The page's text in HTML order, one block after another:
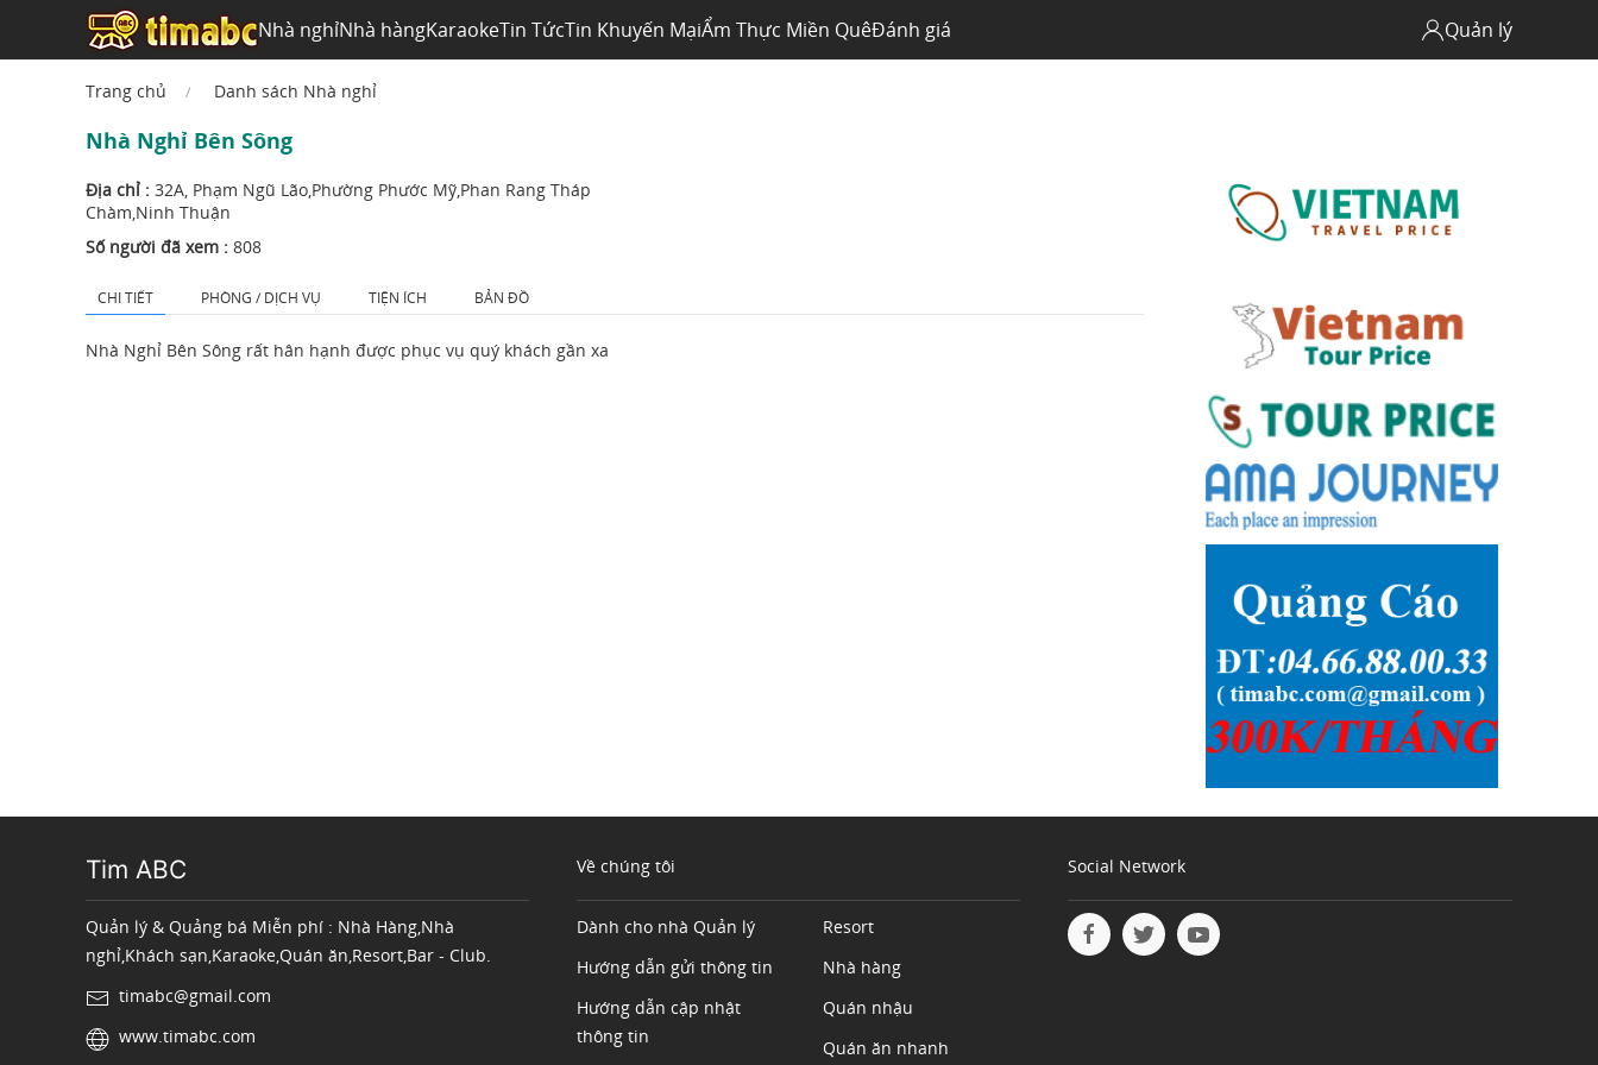
Nhà nghỉNhà hàngKaraokeTin TứcTin Khuyến MạiẨm Thực Miền QuêĐánh giá Quản lý
Trang chủ Danh sách Nhà nghỉ
Nhà Nghỉ Bên Sông
Địa chỉ : 32A, Phạm Ngũ Lão,Phường Phước Mỹ,Phan Rang Tháp
Chàm,Ninh Thuận
Số người đã xem : 808
CHI TIẾT PHÒNG / DỊCH VỤ TIỆN ÍCH BẢN ĐỒ
Nhà Nghỉ Bên Sông rất hân hạnh được phục vụ quý khách gần xa
Tim ABC
Quản lý & Quảng bá Miễn phí : Nhà Hàng,Nhà
nghỉ,Khách sạn,Karaoke,Quán ăn,Resort,Bar - Club.
timabc@gmail.com
www.timabc.com
Về chúng tôi
Dành cho nhà Quản lý
Hướng dẫn gửi thông tin
Hướng dẫn cập nhật
thông tin
Resort
Nhà hàng
Quán nhậu
Quán ăn nhanh
Social Network